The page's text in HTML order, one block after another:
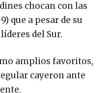
chocan con las
que a pesar de su
del Sur.
amplios favoritos,
cayeron ante